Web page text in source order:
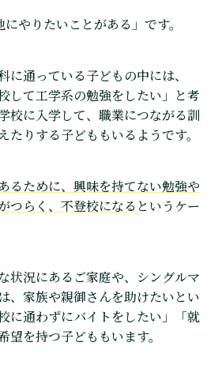
やりたいことがある」です。
に通っている子どもの中には、
して工学系の勉強をしたい」と考
校に入学して、職業につながる訓
たりする子どももいるようです。
るために、興味を持てない勉強や
つらく、不登校になる というケー
状況にあるご家庭や、シングルマ
、家族や親御さんを助けたいとい
に通わずにバイトをしたい」「就
望を持つ子どももいます。